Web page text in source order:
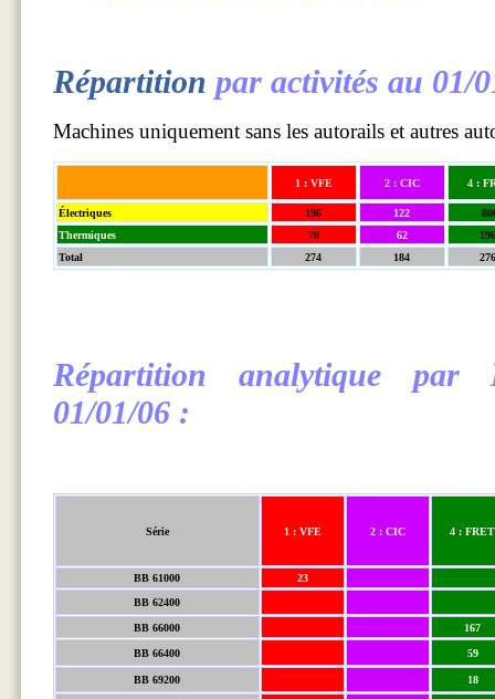
Répartition par activités au
Machines uniquement sans les autorails et autres
1 : VFE 2 : CIC 4 :
Électriques 196 122
Thermiques
78 62
Total
274 184
Répartition analytique par
01/01/06 :
Série 1 : VFE 2 : CIC 4 : FRET
BB 61000
23
BB 62400
BB 66000 167
BB 66400 59
BB 69200 18